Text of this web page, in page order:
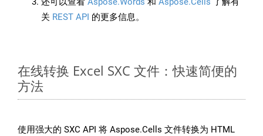
关 REST API 的更多信息。
在线转换 Excel SXC 文件：快速简便的
方法
使用强大的 SXC API 将 Aspose.Cells 文件转换为 HTML